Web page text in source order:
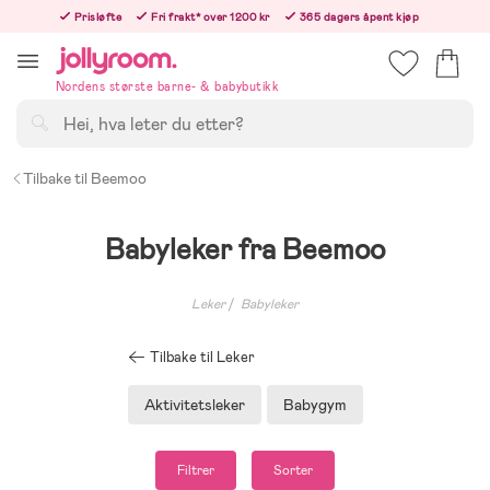
innehållet
Prisløfte Fri frakt* over 1200 kr
365 dagers åpent kjøp
Nordens største barne- & babybutikk
Tilbake til Beemoo
Babyleker fra Beemoo
Leker Babyleker
Tilbake til Leker
Aktivitetsleker Babygym
Filtrer Sorter